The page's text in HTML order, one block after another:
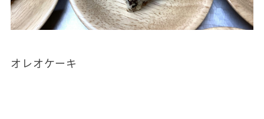
オレオケーキ